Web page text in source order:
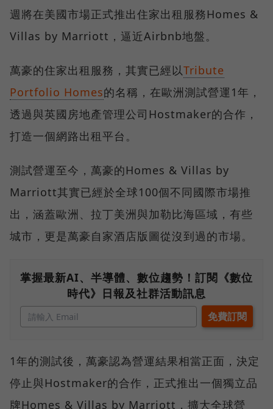
週將在美國市場正式推出住家出租服務Homes &
Villas by Marriott，逼近Airbnb地盤。
萬豪的住家出租服務，其實已經以Tribute
Portfolio Homes的名稱，在歐洲測試營運1年，
透過與英國房地產管理公司Hostmaker的合作，
打造一個網路出租平台。
測試營運至今，萬豪的Homes & Villas by
Marriott其實已經於全球100個不同國際市場推
出，涵蓋歐洲、拉丁美洲與加勒比海區域，有些
城市，更是萬豪自家酒店版圖從沒到過的市場。
掌握最新AI、半導體、數位趨勢！訂閱《數位
時代》日報及社群活動訊息
1年的測試後，萬豪認為營運結果相當正面，決定
停止與Hostmaker的合作，正式推出一個獨立品
牌Homes & Villas by Marriott，擴大全球營